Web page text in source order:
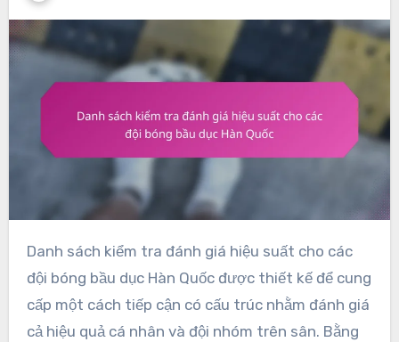
Danh sách kiểm tra đánh giá hiệu suất cho các
đội bóng bầu dục Hàn Quốc được thiết kế để cung
cấp một cách tiếp cận có cấu trúc nhằm đánh giá
cả hiệu quả cá nhân và đội nhóm trên sân. Bằng